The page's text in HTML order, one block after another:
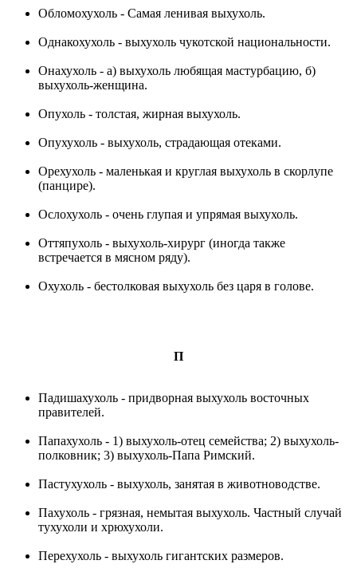
Обломохухоль - Самая ленивая выхухоль.
Однакохухоль - выхухоль чукотской национальности.
Онахухоль - а) выхухоль любящая мастурбацию, б)
выхухоль-женщина.
Опухоль - толстая, жирная выхухоль.
Опухухоль - выхухоль, страдающая отеками.
Орехухоль - маленькая и круглая выхухоль в скорлупе
(панцире).
Ослохухоль - очень глупая и упрямая выхухоль.
Оттяпухоль - выхухоль-хирург (иногда также
встречается в мясном ряду).
Охухоль - бестолковая выхухоль без царя в голове.
П
Падишахухоль - придворная выхухоль восточных
правителей.
Папахухоль - 1) выхухоль-отец семейства; 2) выхухоль-
полковник; 3) выхухоль-Папа Римский.
Пастухухоль - выхухоль, занятая в животноводстве.
Пахухоль - грязная, немытая выхухоль. Частный случай
тухухоли и хрюхухоли.
Перехухоль - выхухоль гигантских размеров.